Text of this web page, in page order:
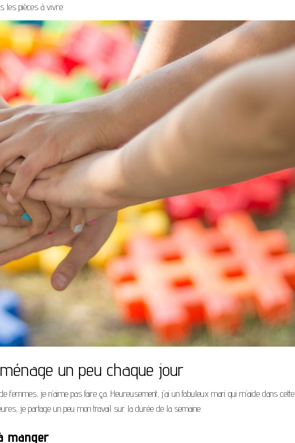
les pièces à vivre.
un peu chaque jour
femmes, je n’aime pas faire ça. Heureusement, j’ai un fabuleux mari qui m’aide dans cette
je partage un peu mon travail sur la durée de la semaine.
manger